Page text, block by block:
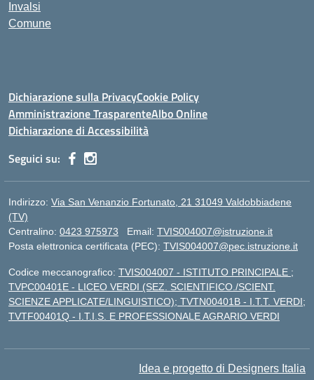
Invalsi
Comune
Dichiarazione sulla PrivacyCookie Policy
Amministrazione TrasparenteAlbo Online
Dichiarazione di Accessibilità
Seguici su:
Indirizzo: Via San Venanzio Fortunato, 21 31049 Valdobbiadene
(TV)
Centralino: 0423 975973 Email: TVIS004007@istruzione.it
Posta elettronica certificata (PEC): TVIS004007@pec.istruzione.it
Codice meccanografico: TVIS004007 - ISTITUTO PRINCIPALE ;
TVPC00401E - LICEO VERDI (SEZ. SCIENTIFICO./SCIENT.
SCIENZE APPLICATE/LINGUISTICO); TVTN00401B - I.T.T. VERDI;
TVTF00401Q - I.T.I.S. E PROFESSIONALE AGRARIO VERDI
Idea e progetto di Designers Italia